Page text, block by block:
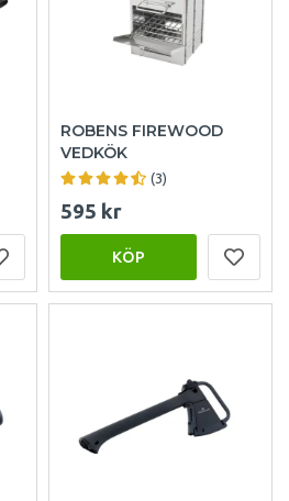
ROBENS FIREWOOD
VEDKÖK
(3)
595 kr
KÖP